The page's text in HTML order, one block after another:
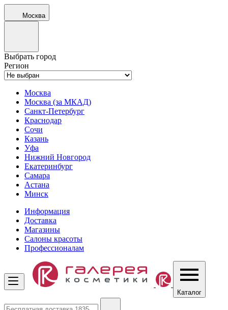
Москва
Выбрать город
Регион
Москва
Москва (за МКАД)
Санкт-Петербург
Краснодар
Сочи
Казань
Уфа
Нижний Новгород
Екатеринбург
Самара
Астана
Минск
Информация
Доставка
Магазины
Салоны красоты
Профессионалам
Каталог